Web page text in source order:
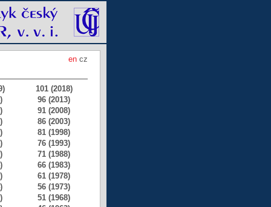
en cz
101 (2018)
96 (2013)
91 (2008)
86 (2003)
81 (1998)
76 (1993)
71 (1988)
66 (1983)
61 (1978)
56 (1973)
51 (1968)